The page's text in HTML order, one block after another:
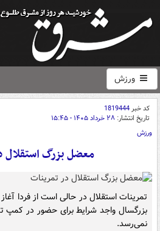
ورزش
کد خبر1819444
تاریخ انتشار: ۲۸ خرداد ۱۴۰۵ - ۱۵:۴۵
ورزش
معضل بزرگ استقلال
تمرینات استقلال در حالی است از فردا
نمی‌رسد.